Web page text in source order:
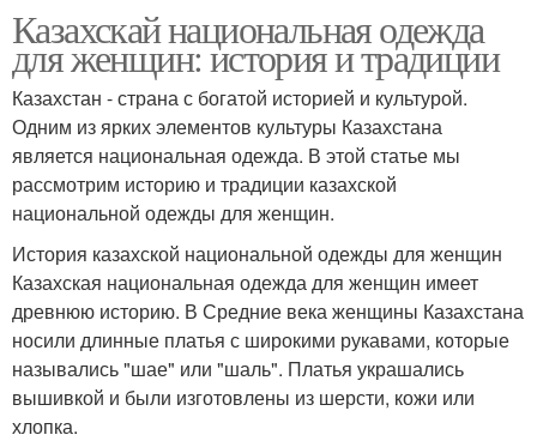
Казахскай национальная одежда
для женщин: история и традиции
Казахстан - страна с богатой историей и культурой.
Одним из ярких элементов культуры Казахстана
является национальная одежда. В этой статье мы
рассмотрим историю и традиции казахской
национальной одежды для женщин.
История казахской национальной одежды для женщин
Казахская национальная одежда для женщин имеет
древнюю историю. В Средние века женщины Казахстана
носили длинные платья с широкими рукавами, которые
назывались "шае" или "шаль". Платья украшались
вышивкой и были изготовлены из шерсти, кожи или
хлопка.